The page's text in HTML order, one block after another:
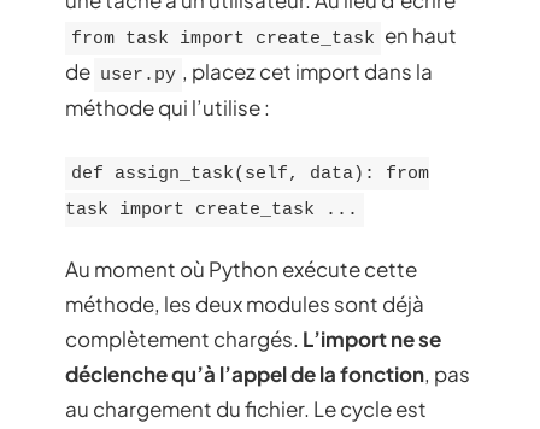
from task import create_task en haut
de user.py , placez cet import dans la
méthode qui l’utilise :
def assign_task(self, data): from
task import create_task ...
Au moment où Python exécute cette
méthode, les deux modules sont déjà
complètement chargés. L’import ne se
déclenche qu’à l’appel de la fonction, pas
au chargement du fichier. Le cycle est